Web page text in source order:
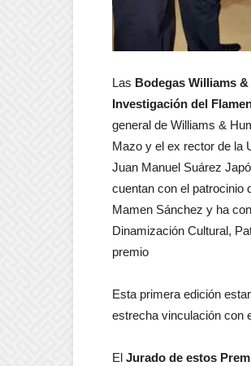
Las Bodegas Williams
Investigación del
general de Williams &
Mazo y el ex rector de la
Juan Manuel Suárez
cuentan con el patrocinio
Mamen Sánchez y ha
Dinamización Cultural,
premio
Esta primera edición
estrecha vinculación con
El Jurado de estos